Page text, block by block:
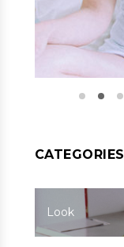
CATEGORIES
Look